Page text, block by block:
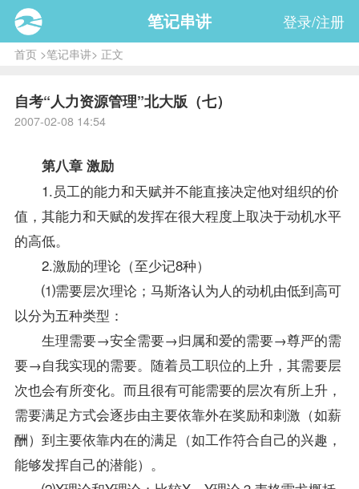
笔记串讲 登录/注册
首页>笔记串讲> 正文
自考“人力资源管理”北大版（七）
2007-02-08 14:54
第八章 激励
1.员工的能力和天赋并不能直接决定他对组织的价
值，其能力和天赋的发挥在很大程度上取决于动机水平
的高低。
2.激励的理论（至少记8种）
⑴需要层次理论；马斯洛认为人的动机由低到高可
以分为五种类型：
生理需要→安全需要→归属和爱的需要→尊严的需
要→自我实现的需要。随着员工职位的上升，其需要层
次也会有所变化。而且很有可能需要的层次有所上升，
需要满足方式会逐步由主要依靠外在奖励和刺激（如薪
酬）到主要依靠内在的满足（如工作符合自己的兴趣，
能够发挥自己的潜能）。